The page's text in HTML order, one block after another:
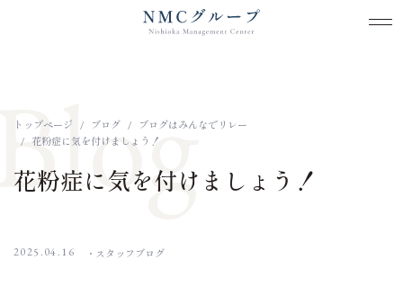
トップページ ブログ
ブログはみんなでリレー
花粉症に気を付けましょう！
花粉症に気を付けましょう！
2025.04.16 スタッフブログ